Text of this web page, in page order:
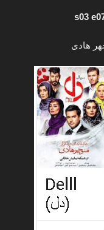
هادی